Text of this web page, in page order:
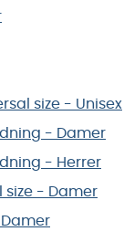
size - Unisex
- Damer
- Herrer
size - Damer
Damer